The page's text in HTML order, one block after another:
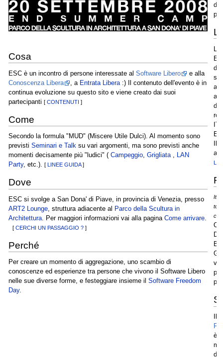
Cosa
ESC è un incontro di persone interessate al Software Libero
e alla
Conoscenza Libera
, a Entrata Libera:) Il contenuto dell'evento è in
continua evoluzione su questo sito e viene creato dai suoi
partecipanti [ CONTENUTI ]
Come
Secondo la formula "MUD" (Miscere Utile Dulci). Al momento sono
previsti Seminari e Talksu vari argomenti, ma sono previsti anche
momenti decisamente più "ludici" ( Campeggio, Grigliata , LAN
Party, etc.). [ LINEE GUIDA]
Dove
ESC si svolge a San Dona' di Piave, in provincia di Venezia, presso
ART2 Lounge, struttura adiacente al Parco della Scultura in
Architettura. Per maggiori informazioni vai alla pagina Come arrivare.
[ CERCHI UN PASSAGGIO ?]
Perché
Per creare un momento di aggregazione, uno scambio di
conoscenze ed esperienze tra persone che vivono il Software Libero
nelle sue diverse forme, e festeggiare insieme il Software Freedom
Day.
La
al
It's
to
è